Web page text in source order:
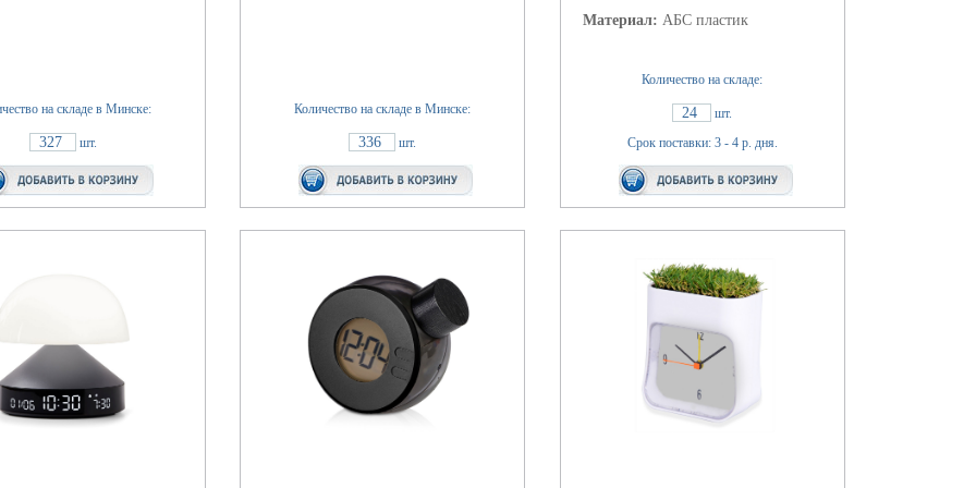
на складе в Минске:
327 шт.
Количество на складе в Минске:
336 шт.
Материал: АБС пластик
Количество на складе:
24
шт.
Срок поставки: 3 - 4 р. дня.